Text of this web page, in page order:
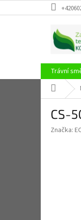
na
Trávní
Domů
CS-
Značka: